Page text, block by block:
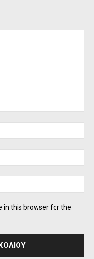
in this browser for the